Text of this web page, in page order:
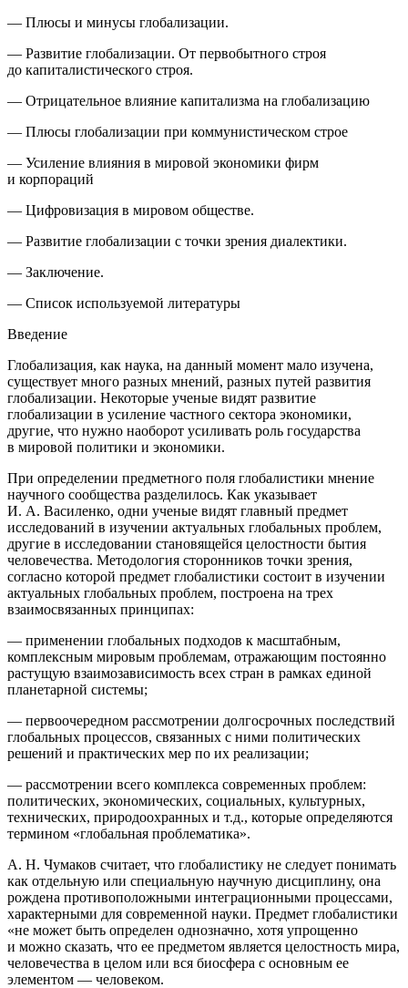
— Плюсы и минусы глобализации.
— Развитие глобализации. От первобытного строя
до капиталистического строя.
— Отрицательное влияние капитализма на глобализацию
— Плюсы глобализации при коммунистическом строе
— Усиление влияния в мировой экономики фирм
и корпораций
— Цифровизация в мировом обществе.
— Развитие глобализации с точки зрения диалектики.
— Заключение.
— Список используемой литературы
Введение
Глобализация, как наука, на данный момент мало изучена,
существует много разных мнений, разных путей развития
глобализации. Некоторые ученые видят развитие
глобализации в усиление частного сектора экономики,
другие, что нужно наоборот усиливать роль государства
в мировой политики и экономики.
При определении предметного поля глобалистики мнение
научного сообщества разделилось. Как указывает
И. А. Василенко, одни ученые видят главный предмет
исследований в изучении актуальных глобальных проблем,
другие в исследовании становящейся целостности бытия
человечества. Методология сторонников точки зрения,
согласно которой предмет глобалистики состоит в изучении
актуальных глобальных проблем, построена на трех
взаимосвязанных принципах:
— применении глобальных подходов к масштабным,
комплексным мировым проблемам, отражающим постоянно
растущую взаимозависимость всех стран в рамках единой
планетарной системы;
— первоочередном рассмотрении долгосрочных последствий
глобальных процессов, связанных с ними политических
решений и практических мер по их реализации;
— рассмотрении всего комплекса современных проблем:
политических, экономических, социальных, культурных,
технических, природоохранных и т.д., которые определяются
термином «глобальная проблематика».
А. Н. Чумаков считает, что глобалистику не следует понимать
как отдельную или специальную научную дисциплину, она
рождена противоположными интеграционными процессами,
характерными для современной науки. Предмет глобалистики
«не может быть определен однозначно, хотя упрощенно
и можно сказать, что ее предметом является целостность мира,
человечества в целом или вся биосфера с основным ее
элементом — человеком.